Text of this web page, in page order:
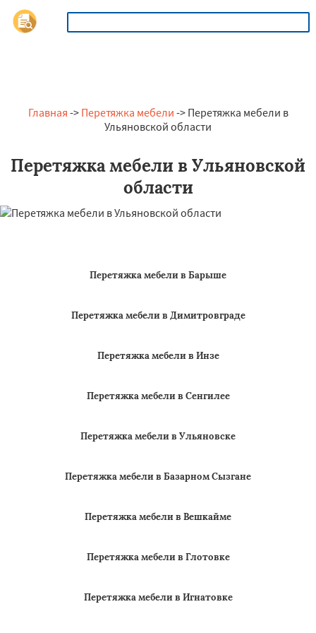
Главная -> Перетяжка мебели -> Перетяжка мебели в
Ульяновской области
Перетяжка мебели в Ульяновской
области
Перетяжка мебели в Барыше
Перетяжка мебели в Димитровграде
Перетяжка мебели в Инзе
Перетяжка мебели в Сенгилее
Перетяжка мебели в Ульяновске
Перетяжка мебели в Базарном Сызгане
Перетяжка мебели в Вешкайме
Перетяжка мебели в Глотовке
Перетяжка мебели в Игнатовке